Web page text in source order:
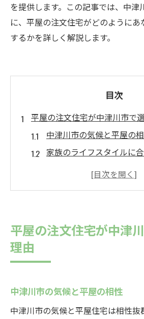
を提供します。この記事では、中津
に、平屋の注文住宅がどのように
するかを詳しく解説します。
目次
平屋の注文住宅が中津川市で
中津川市の気候と平屋の
家族のライフスタイルに
中津川市での平屋の人気の
中津川市の地域特性と平
中津川市で平屋の注文住宅を
中津川市の景観に調和する
空間を有効活用した平屋の
平屋の注文住宅が中津
理由
中津川市の気候と平屋の相性
中津川市の気候と平屋住宅は相性抜